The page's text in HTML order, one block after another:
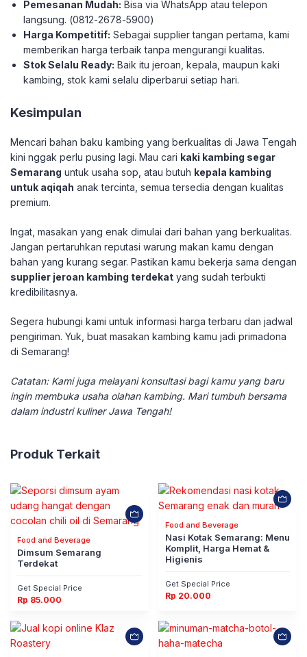
Pemesanan Mudah: Bisa via WhatsApp atau telepon
langsung. (0812-2678-5900)
Harga Kompetitif: Sebagai supplier tangan pertama, kami
memberikan harga terbaik tanpa mengurangi kualitas.
Stok Selalu Ready: Baik itu jeroan, kepala, maupun kaki
kambing, stok kami selalu diperbarui setiap hari.
​Kesimpulan
​Mencari bahan baku kambing yang berkualitas di Jawa Tengah
kini nggak perlu pusing lagi. Mau cari kaki kambing segar
Semarang untuk usaha sop, atau butuh kepala kambing
untuk aqiqah anak tercinta, semua tersedia dengan kualitas
premium.
​Ingat, masakan yang enak dimulai dari bahan yang berkualitas.
Jangan pertaruhkan reputasi warung makan kamu dengan
bahan yang kurang segar. Pastikan kamu bekerja sama dengan
supplier jeroan kambing terdekat yang sudah terbukti
kredibilitasnya.
​Segera hubungi kami untuk informasi harga terbaru dan jadwal
pengiriman. Yuk, buat masakan kambing kamu jadi primadona
di Semarang!
Catatan: Kami juga melayani konsultasi bagi kamu yang baru
ingin membuka usaha olahan kambing. Mari tumbuh bersama
dalam industri kuliner Jawa Tengah!
Produk Terkait
Food and Beverage
Dimsum Semarang
Terdekat
Get Special Price
Rp 85.000
Food and Beverage
Nasi Kotak Semarang: Menu
Komplit, Harga Hemat &
Higienis
Get Special Price
Rp 20.000